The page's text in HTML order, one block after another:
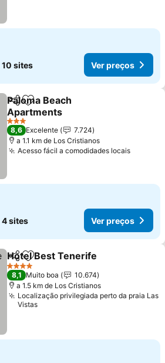
10 sites Ver preços
PartilharAdicionar aos favoritos
Paloma Beach
Apartments
3 Estrelas
8,6 Excelente
7.724
a 1.1 km de Los Cristianos
Acesso fácil a comodidades locais
4 sites Ver preços
PartilharAdicionar aos favoritos
Hotel Best Tenerife
4 Estrelas
8,1 Muito boa
10.674
a 1.5 km de Los Cristianos
Localização privilegiada perto da praia Las
Vistas